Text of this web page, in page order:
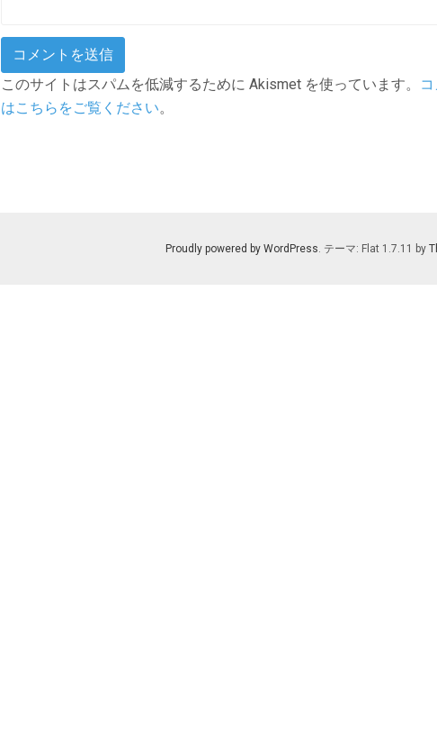
このサイトはスパムを低減するために Akismet を使っています。
はこちらをご覧ください。
Proudly powered by WordPress. テーマ: Flat 1.7.11 by